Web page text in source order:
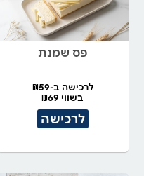
פס שמנת
לרכישה ב-₪59
בשווי ₪69
לרכישה